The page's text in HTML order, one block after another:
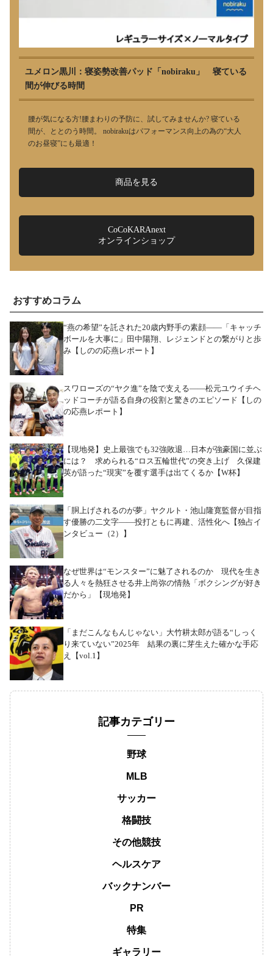
ユメロン黒川：寝姿勢改善パッド「nobiraku」 寝ている
間が伸びる時間
腰が気になる方!腰まわりの予防に、試してみませんか? 寝ている
間が、ととのう時間。 nobirakuはパフォーマンス向上の為の“大人
のお昼寝”にも最適！
商品を見る
CoCoKARAnext
オンラインショップ
おすすめコラム
“燕の希望”を託された20歳内野手の素顔――「キャッチ
ボールを大事に」田中陽翔、レジェンドとの繋がりと歩
み【しのの応燕レポート】
スワローズの“ヤク進”を陰で支える――松元ユウイチヘ
ッドコーチが語る自身の役割と驚きのエピソード【しの
の応燕レポート】
【現地発】史上最強でも32強敗退…日本が強豪国に並ぶ
には？ 求められる“ロス五輪世代”の突き上げ 久保建
英が語った“現実”を覆す選手は出てくるか【W杯】
「胴上げされるのが夢」ヤクルト・池山隆寛監督が目指
す優勝の二文字――投打ともに再建、活性化へ【独占イ
ンタビュー（2）】
なぜ世界は“モンスター”に魅了されるのか 現代を生き
る人々を熱狂させる井上尚弥の情熱「ボクシングが好き
だから」【現地発】
「まだこんなもんじゃない」大竹耕太郎が語る“しっく
り来ていない”2025年 結果の裏に芽生えた確かな手応
え【vol.1】
記事カテゴリー
野球
MLB
サッカー
格闘技
その他競技
ヘルスケア
バックナンバー
PR
特集
ギャラリー